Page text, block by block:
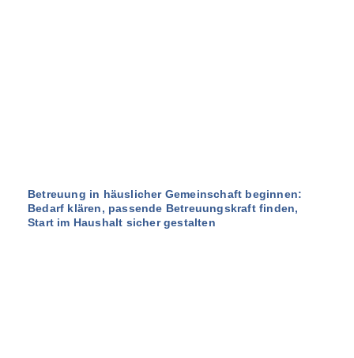
Betreuung in häuslicher Gemeinschaft beginnen:
Bedarf klären, passende Betreuungskraft finden,
Start im Haushalt sicher gestalten